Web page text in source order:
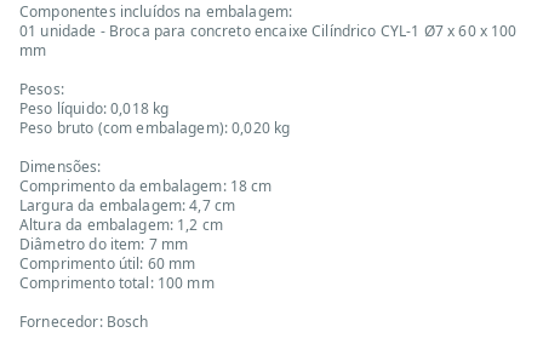
Componentes incluídos na embalagem:
01 unidade - Broca para concreto encaixe Cilíndrico CYL-1 Ø7 x 60 x 100
mm
Pesos:
Peso líquido: 0,018 kg
Peso bruto (com embalagem): 0,020 kg
Dimensões:
Comprimento da embalagem: 18 cm
Largura da embalagem: 4,7 cm
Altura da embalagem: 1,2 cm
Diâmetro do item: 7 mm
Comprimento útil: 60 mm
Comprimento total: 100 mm
Fornecedor: Bosch